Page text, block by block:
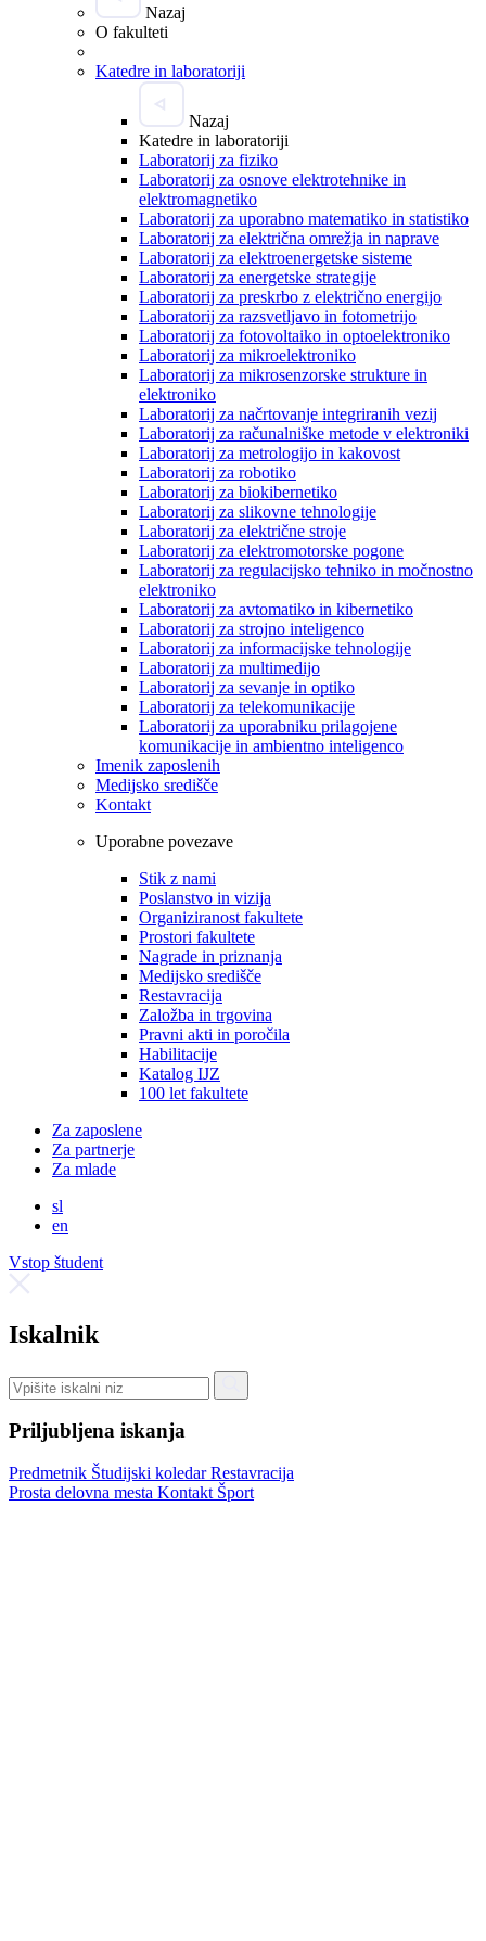
Nazaj
O fakulteti
Katedre in laboratoriji
Nazaj
Katedre in laboratoriji
Laboratorij za fiziko
Laboratorij za osnove elektrotehnike in
elektromagnetiko
Laboratorij za uporabno matematiko in statistiko
Laboratorij za električna omrežja in naprave
Laboratorij za elektroenergetske sisteme
Laboratorij za energetske strategije
Laboratorij za preskrbo z električno energijo
Laboratorij za razsvetljavo in fotometrijo
Laboratorij za fotovoltaiko in optoelektroniko
Laboratorij za mikroelektroniko
Laboratorij za mikrosenzorske strukture in
elektroniko
Laboratorij za načrtovanje integriranih vezij
Laboratorij za računalniške metode v elektroniki
Laboratorij za metrologijo in kakovost
Laboratorij za robotiko
Laboratorij za biokibernetiko
Laboratorij za slikovne tehnologije
Laboratorij za električne stroje
Laboratorij za elektromotorske pogone
Laboratorij za regulacijsko tehniko in močnostno
elektroniko
Laboratorij za avtomatiko in kibernetiko
Laboratorij za strojno inteligenco
Laboratorij za informacijske tehnologije
Laboratorij za multimedijo
Laboratorij za sevanje in optiko
Laboratorij za telekomunikacije
Laboratorij za uporabniku prilagojene
komunikacije in ambientno inteligenco
Imenik zaposlenih
Medijsko središče
Kontakt
Uporabne povezave
Stik z nami
Poslanstvo in vizija
Organiziranost fakultete
Prostori fakultete
Nagrade in priznanja
Medijsko središče
Restavracija
Založba in trgovina
Pravni akti in poročila
Habilitacije
Katalog IJZ
100 let fakultete
Za zaposlene
Za partnerje
Za mlade
sl
en
Vstop študent
Iskalnik
Priljubljena iskanja
Predmetnik Študijski koledarRestavracija
Prosta delovna mesta Kontakt Šport